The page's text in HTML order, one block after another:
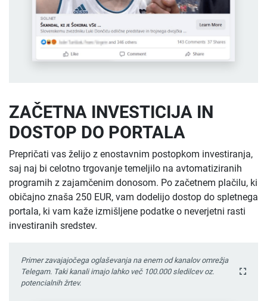
ZAČETNA INVESTICIJA IN
DOSTOP DO PORTALA
Prepričati vas želijo z enostavnim postopkom investiranja,
saj naj bi celotno trgovanje temeljilo na avtomatiziranih
programih z zajamčenim donosom. Po začetnem plačilu, ki
običajno znaša 250 EUR, vam dodelijo dostop do spletnega
portala, ki vam kaže izmišljene podatke o neverjetni rasti
investiranih sredstev.
Primer zavajajočega oglaševanja na enem od kanalov omrežja
Telegam. Taki kanali imajo lahko več 100.000 sledilcev oz.
potencialnih žrtev.